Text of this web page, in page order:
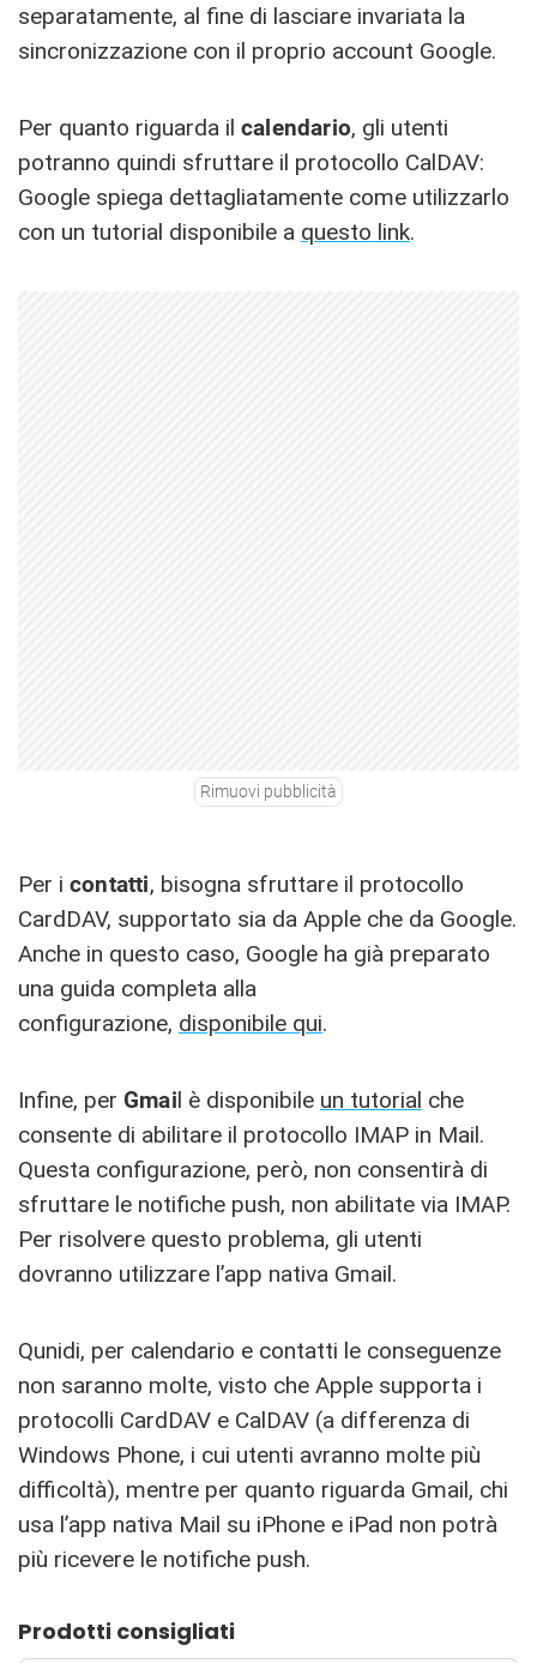
separatamente, al fine di lasciare invariata la
sincronizzazione con il proprio account Google.
Per quanto riguarda il calendario, gli utenti
potranno quindi sfruttare il protocollo CalDAV:
Google spiega dettagliatamente come utilizzarlo
con un tutorial disponibile a questo link.
Rimuovi pubblicità
Per i contatti, bisogna sfruttare il protocollo
CardDAV, supportato sia da Apple che da Google.
Anche in questo caso, Google ha già preparato
una guida completa alla
configurazione, disponibile qui.
Infine, per Gmail è disponibile un tutorial che
consente di abilitare il protocollo IMAP in Mail.
Questa configurazione, però, non consentirà di
sfruttare le notifiche push, non abilitate via IMAP.
Per risolvere questo problema, gli utenti
dovranno utilizzare l’app nativa Gmail.
Qunidi, per calendario e contatti le conseguenze
non saranno molte, visto che Apple supporta i
protocolli CardDAV e CalDAV (a differenza di
Windows Phone, i cui utenti avranno molte più
difficoltà), mentre per quanto riguarda Gmail, chi
usa l’app nativa Mail su iPhone e iPad non potrà
più ricevere le notifiche push.
Prodotti consigliati